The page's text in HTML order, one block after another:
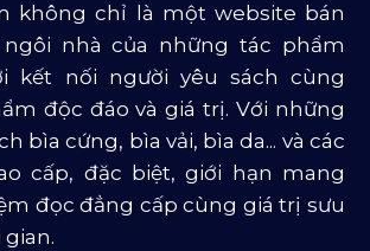
Thuyết
Lịch Sử
không chỉ là một website bán
nhà của những tác phẩm
kết nối người yêu sách cùng
độc đáo và giá trị. Với những
bìa cứng, bìa vải, bìa da... và các
cấp, đặc biệt, giới hạn mang
đọc đẳng cấp cùng giá trị sưu